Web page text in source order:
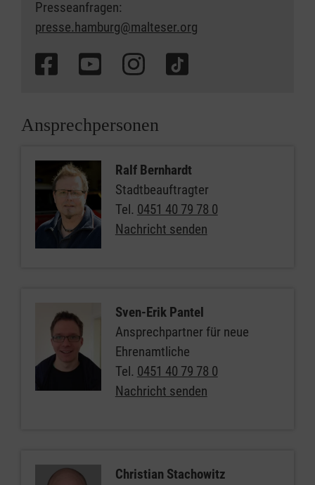
Presseanfragen:
presse.hamburg@malteser.org
Ansprechpersonen
Ralf Bernhardt
Stadtbeauftragter
Tel. 0451 40 79 78 0
Nachricht senden
Sven-Erik Pantel
Ansprechpartner für neue
Ehrenamtliche
Tel. 0451 40 79 78 0
Nachricht senden
Christian Stachowitz